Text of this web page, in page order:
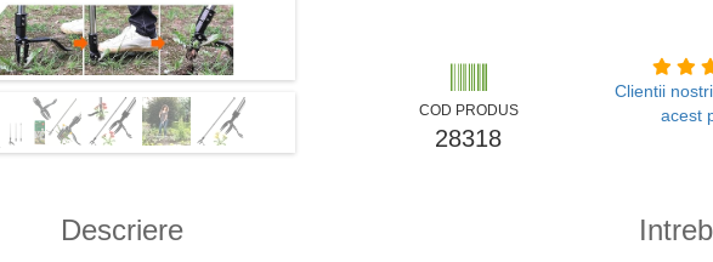
COD PRODUS
28318
Clientii
acest
Descriere